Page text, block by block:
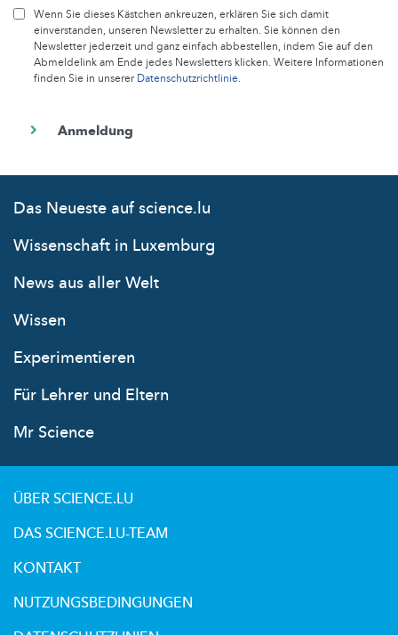
Wenn Sie dieses Kästchen ankreuzen, erklären Sie sich damit
einverstanden, unseren Newsletter zu erhalten. Sie können den
Newsletter jederzeit und ganz einfach abbestellen, indem Sie auf den
Abmeldelink am Ende jedes Newsletters klicken. Weitere Informationen
finden Sie in unsererDatenschutzrichtlinie.
Das Neueste auf science.lu
Wissenschaft in Luxemburg
News aus aller Welt
Wissen
Experimentieren
Für Lehrer und Eltern
Mr Science
ÜBER SCIENCE.LU
DAS SCIENCE.LU-TEAM
KONTAKT
NUTZUNGSBEDINGUNGEN